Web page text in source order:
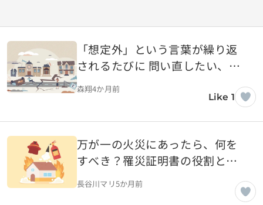
「想定外」という言葉が繰り返
されるたびに 問い直したい、日
本の防災の本質
森翔4か月前
Like 1
万が一の火災にあったら、何を
すべき？罹災証明書の役割と申
請のポイント
長谷川マリ5か月前